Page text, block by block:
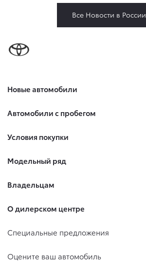
Все Новости в России
Новые автомобили
Автомобили с пробегом
Условия покупки
Модельный ряд
Владельцам
О дилерском центре
Специальные предложения
Оцените ваш автомобиль